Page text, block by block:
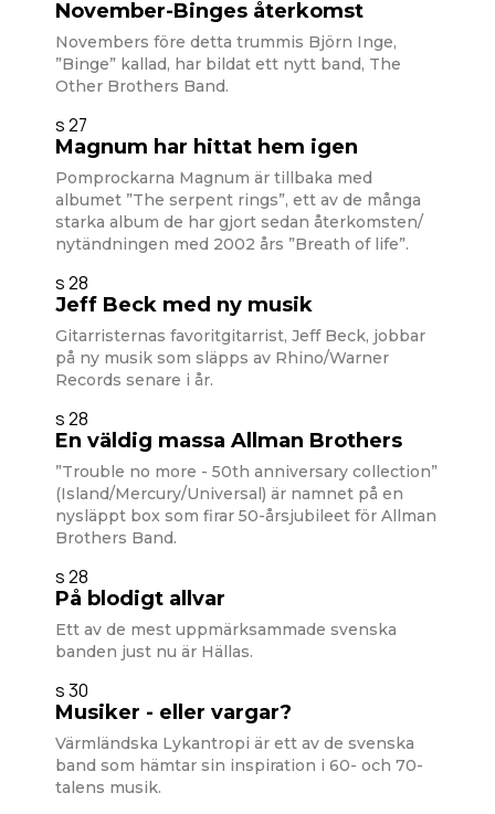
November-Binges återkomst
Novembers före detta trummis Björn Inge,
”Binge” kallad, har bildat ett nytt band, The
Other Brothers Band.
s 27
Magnum har hittat hem igen
Pomprockarna Magnum är tillbaka med
albumet ”The serpent rings”, ett av de många
starka album de har gjort sedan återkomsten/
nytändningen med 2002 års ”Breath of life”.
s 28
Jeff Beck med ny musik
Gitarristernas favoritgitarrist, Jeff Beck, jobbar
på ny musik som släpps av Rhino/Warner
Records senare i år.
s 28
En väldig massa Allman Brothers
”Trouble no more - 50th anniversary collection”
(Island/Mercury/Universal) är namnet på en
nysläppt box som firar 50-årsjubileet för Allman
Brothers Band.
s 28
På blodigt allvar
Ett av de mest uppmärksammade svenska
banden just nu är Hällas.
s 30
Musiker - eller vargar?
Värmländska Lykantropi är ett av de svenska
band som hämtar sin inspiration i 60- och 70-
talens musik.